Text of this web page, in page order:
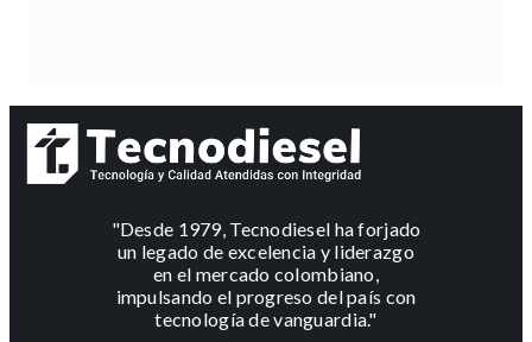
"Desde 1979, Tecnodiesel ha forjado
un legado de excelencia y liderazgo
en el mercado colombiano,
impulsando el progreso del país con
tecnología de vanguardia."